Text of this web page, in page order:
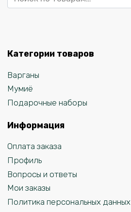
Категории товаров
Варганы
Мумиё
Подарочные наборы
Информация
Оплата заказа
Профиль
Вопросы и ответы
Мои заказы
Политика персональных данных